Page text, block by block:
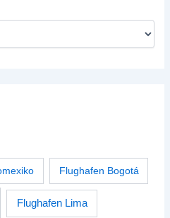
Flughafen Bogotá
Flughafen Lima